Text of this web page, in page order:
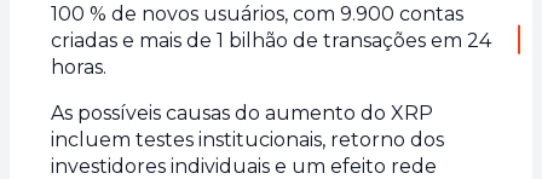
100 % de novos usuários, com 9.900 contas
criadas e mais de 1 bilhão de transações em 24
horas.
As possíveis causas do aumento do XRP
incluem testes institucionais, retorno dos
investidores individuais e um efeito rede